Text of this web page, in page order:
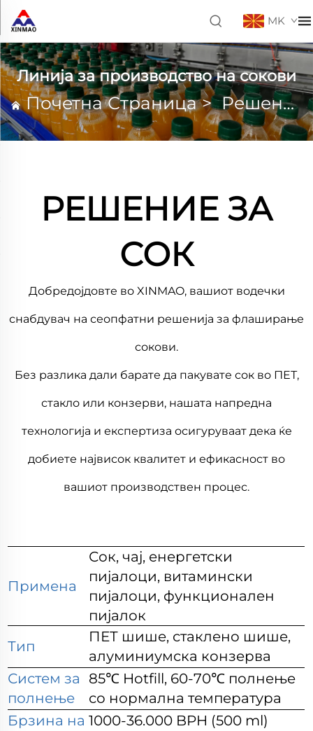
MK
Линија за производство на сокови
Почетна Страница>Решенија
РЕШЕНИЕ ЗА
СОК
Добредојдовте во XINMAO, вашиот водечки
снабдувач на сеопфатни решенија за флаширање
сокови.
Без разлика дали барате да пакувате сок во ПЕТ,
стакло или конзерви, нашата напредна
технологија и експертиза осигуруваат дека ќе
добиете највисок квалитет и ефикасност во
вашиот производствен процес.
Примена
Сок, чај, енергетски
пијалоци, витамински
пијалоци, функционален
пијалок
Тип
ПЕТ шише, стаклено шише,
алуминиумска конзерва
Систем за
полнење
85℃ Hotfill, 60-70℃ полнење
со нормална температура
Брзина на 1000-36.000 BPH (500 ml)